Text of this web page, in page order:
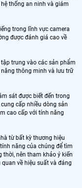
thống an ninh và giám
trong lĩnh vực camera
được đánh giá cao về
trung vào các sản phẩm
thông minh và lưu trữ
sát được biết đến trong
cấp nhiều dòng sản
cao cấp với tính năng
từ bất kỳ thương hiệu
năng của chúng để tìm
nên tham khảo ý kiến
về hiệu suất và đáng